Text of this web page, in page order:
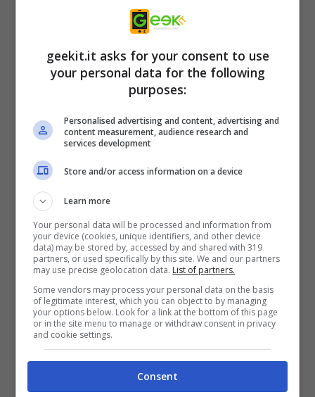
Ci siamo divertiti molto a creare questo
aggiornamento gratuito per la Christmas
Edition e speriamo davvero che i giocatori
possano apprezzare ciò che abbiamo
ha dichiarato Idir Alexander Ould
Braham, Associate Producer diNo Straight
Roads
.“Quasi ogni combattimento con i boss
è stato reinventato con un nuovo look
natalizio e non vediamo l’ora che i giocatori
riprovino il gioco o lo provino per la prima
volta con questo nuovo contenuto a tema
natalizio.”
Metronomik è inoltre lieta di annunciare il
lancio della NSR Boutique, un negozio
ufficiale con merchandise dal mondo di
Straight Roads. I fan sono invitati a visitare la
boutique
geekit.it asks for your consent to use
your personal data for the following
purposes:
Personalised advertising and content, advertising and
content measurement, audience research and
services development
Store and/or access information on a device
Learn more
Your personal data will be processed and information from
your device (cookies, unique identifiers, and other device
data) may be stored by, accessed by and shared with 319
partners, or used specifically by this site. We and our partners
may use precise geolocation data. List of partners.
Some vendors may process your personal data on the basis
of legitimate interest, which you can object to by managing
your options below. Look for a link at the bottom of this page
or in the site menu to manage or withdraw consent in privacy
and cookie settings.
Consent